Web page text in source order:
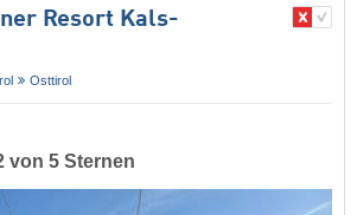
Resort Kals-
Osttirol
von 5 Sternen